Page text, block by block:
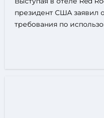
президент США заявил
требования по